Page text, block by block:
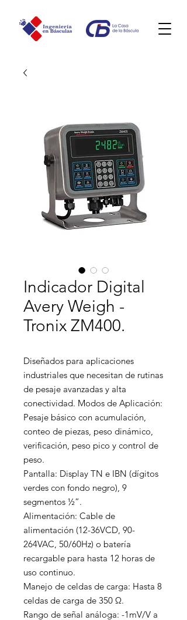
Indicador Digital
Avery Weigh -
Tronix ZM400.
Diseñados para aplicaciones
industriales que necesitan de rutinas
de pesaje avanzadas y alta
conectividad. Modos de Aplicación:
Pesaje básico con acumulación,
conteo de piezas, peso dinámico,
verificación, peso pico y control de
peso.
Pantalla: Display TN e IBN (dígitos
verdes con fondo negro), 9
segmentos ½”.
Alimentación: Cable de
alimentación (12-36VCD, 90-
264VAC, 50/60Hz) o batería
recargable para hasta 12 horas de
uso continuo.
Manejo de celdas de carga: Hasta 8
celdas de carga de 350 Ω.
Rango de señal análoga: -1mV/V a